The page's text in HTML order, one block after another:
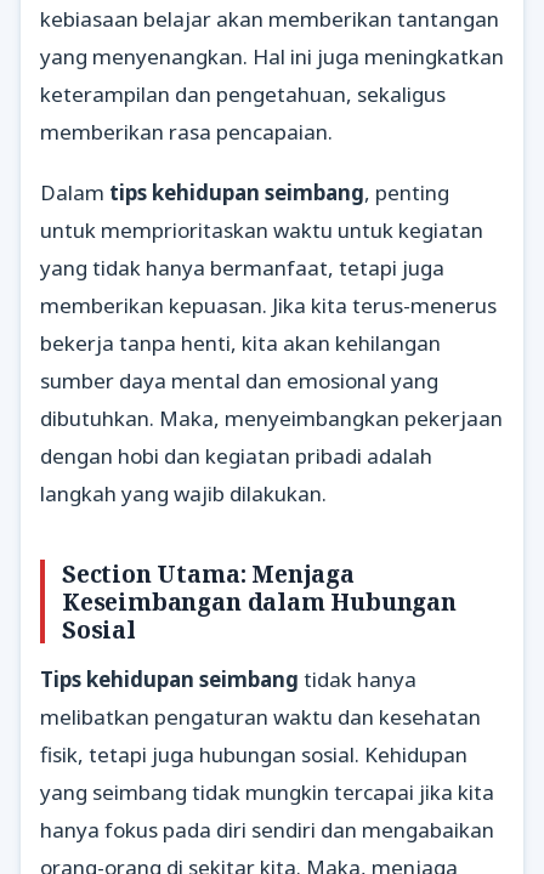
kebiasaan belajar akan memberikan tantangan
yang menyenangkan. Hal ini juga meningkatkan
keterampilan dan pengetahuan, sekaligus
memberikan rasa pencapaian.
Dalam tips kehidupan seimbang, penting
untuk memprioritaskan waktu untuk kegiatan
yang tidak hanya bermanfaat, tetapi juga
memberikan kepuasan. Jika kita terus-menerus
bekerja tanpa henti, kita akan kehilangan
sumber daya mental dan emosional yang
dibutuhkan. Maka, menyeimbangkan pekerjaan
dengan hobi dan kegiatan pribadi adalah
langkah yang wajib dilakukan.
Section Utama: Menjaga
Keseimbangan dalam Hubungan
Sosial
Tips kehidupan seimbang tidak hanya
melibatkan pengaturan waktu dan kesehatan
fisik, tetapi juga hubungan sosial. Kehidupan
yang seimbang tidak mungkin tercapai jika kita
hanya fokus pada diri sendiri dan mengabaikan
orang-orang di sekitar kita. Maka, menjaga